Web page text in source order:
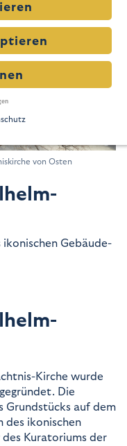
Mila Hacke
von Osten
Gebäude-
Kirche wurde
Die
Grundstücks auf dem
des ikonischen
Kuratoriums der
Funktion der
Optionen des Benutzers
anonym.
verstehen, wie